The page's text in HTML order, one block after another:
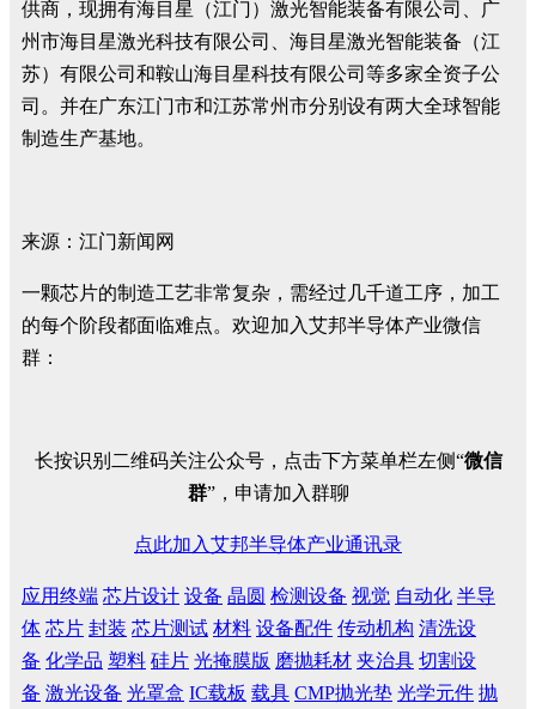
供商，现拥有海目星（江门）激光智能装备有限公司、广
州市海目星激光科技有限公司、海目星激光智能装备（江
苏）有限公司和鞍山海目星科技有限公司等多家全资子公
司。并在广东江门市和江苏常州市分别设有两大全球智能
制造生产基地。
来源：江门新闻网
一颗芯片的制造工艺非常复杂，需经过几千道工序，加工
的每个阶段都面临难点。欢迎加入艾邦半导体产业微信
群：
长按识别二维码关注公众号，点击下方菜单栏左侧“微信
群”，申请加入群聊
点此加入艾邦半导体产业通讯录
应用终端 芯片设计 设备 晶圆 检测设备 视觉 自动化 半导
体 芯片 封装 芯片测试 材料 设备配件 传动机构 清洗设
备 化学品 塑料 硅片 光掩膜版 磨抛耗材 夹治具 切割设
备 激光设备 光罩盒 IC载板 载具 CMP抛光垫 光学元件 抛